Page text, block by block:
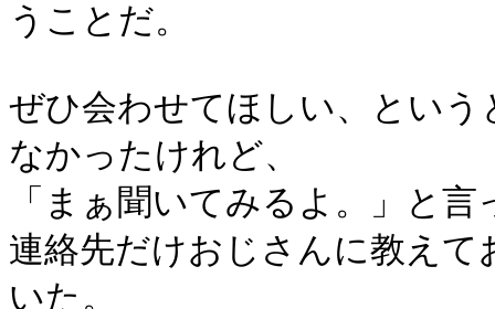
うことだ。
ぜひ会わせてほしい、とい
なかったけれど、
「まぁ聞いてみるよ。」と
連絡先だけおじさんに教え
いた。